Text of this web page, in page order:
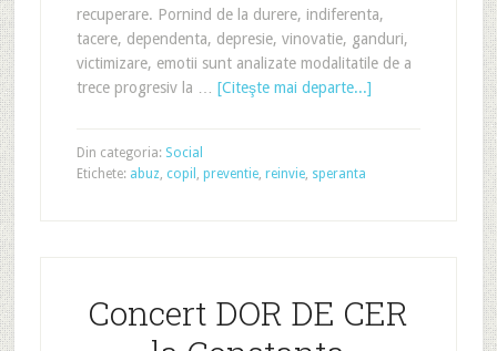
recuperare. Pornind de la durere, indiferenta,
tacere, dependenta, depresie, vinovatie, ganduri,
victimizare, emotii sunt analizate modalitatile de a
trece progresiv la … [Citeşte mai departe...]
Din categoria: Social
Etichete: abuz, copil , preventie, reinvie, speranta
Concert DOR DE CER